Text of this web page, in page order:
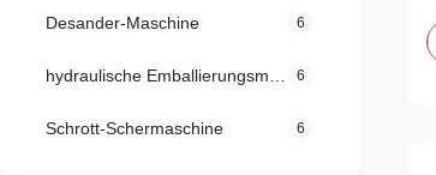
Desander-Maschine 6
6
Schrott-Schermaschine 6